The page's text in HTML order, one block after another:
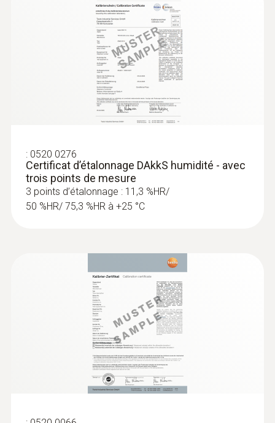
: 0520 0276
Certificat d’étalonnage DAkkS humidité - avec
trois points de mesure
3 points d’étalonnage : 11,3 %HR/
50 %HR/ 75,3 %HR à +25 °C